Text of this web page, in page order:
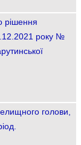
рішення
року №
голови,